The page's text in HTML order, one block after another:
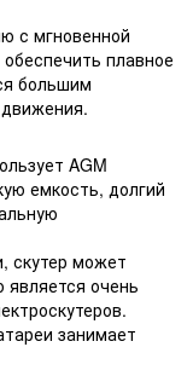
с мгновенной
плавное
большим
AGM
емкость, долгий
скутер может
очень
занимает